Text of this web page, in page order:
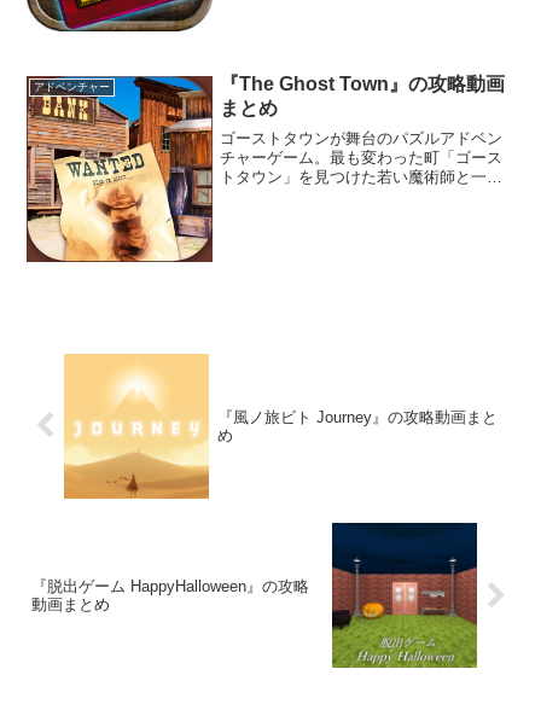
アドベンチャー
『The Ghost Town』の攻略動画
まとめ
ゴーストタウンが舞台のパズルアドベン
チャーゲーム。最も変わった町「ゴース
トタウン」を見つけた若い魔術師と一緒
『風ノ旅ビト Journey』の攻略動画まと
め
『脱出ゲーム HappyHalloween』の攻略
動画まとめ